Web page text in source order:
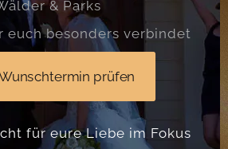
& Parks
euch besonders verbindet
prüfen
für eure Liebe im Fokus